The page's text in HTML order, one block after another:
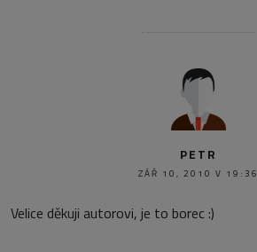
PETR
ZÁŘ 10, 2010 V 19:36
Velice děkuji autorovi, je to borec :)